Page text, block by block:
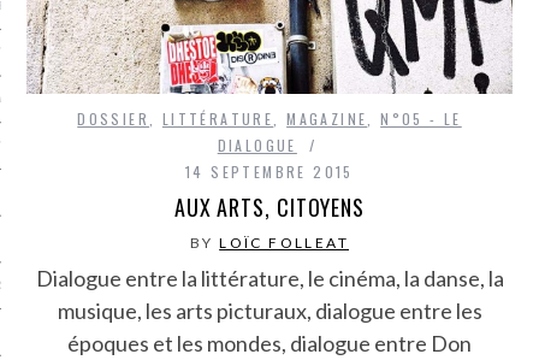
BONHEUR
GUERRE
DOSSIER LITTÉRATURE ,MAGAZINE ,N°05 - LE
DIALOGUE
14 SEPTEMBRE 2015
AUX ARTS, CITOYENS
BYLOÏC FOLLEAT
Dialogue entre la littérature, le cinéma, la danse, la
musique, les arts picturaux, dialogue entre les
époques et les mondes, dialogue entre Don